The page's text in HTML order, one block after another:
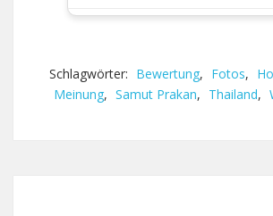
Schlagwörter: Bewertung, Fotos,
Meinung, Samut Prakan, Thailand,